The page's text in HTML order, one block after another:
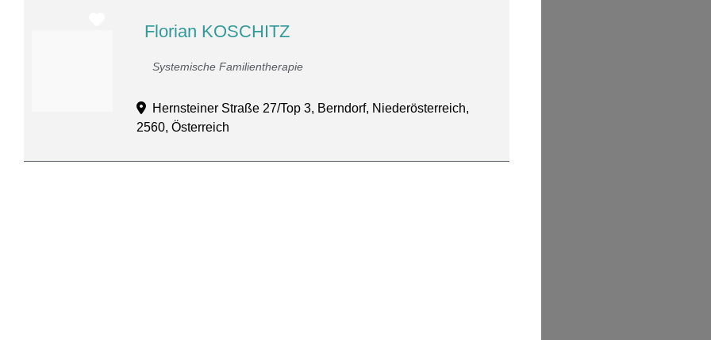
Florian KOSCHITZ
Systemische Familientherapie
Hernsteiner Straße 27/Top 3, Berndorf, Niederösterreich,
2560, Österreich